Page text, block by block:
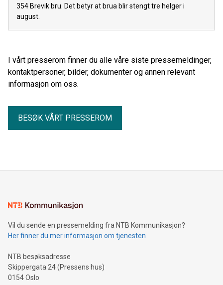
354 Brevik bru. Det betyr at brua blir stengt tre helger i
august.
I vårt presserom finner du alle våre siste pressemeldinger,
kontaktpersoner, bilder, dokumenter og annen relevant
informasjon om oss.
BESØK VÅRT PRESSEROM
Vil du sende en pressemelding fra NTB Kommunikasjon?
Her finner du mer informasjon om tjenesten
NTB besøksadresse
Skippergata 24 (Pressens hus)
0154 Oslo